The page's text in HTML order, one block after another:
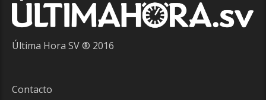
Última Hora SV ® 2016
Contacto